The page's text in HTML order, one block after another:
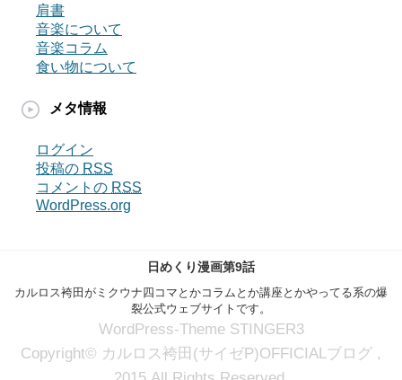
肩書
音楽について
音楽コラム
食い物について
メタ情報
ログイン
投稿の RSS
コメントの RSS
WordPress.org
日めくり漫画第9話
カルロス袴田がミクウナ四コマとかコラムとか講座とかやってる系の爆
裂公式ウェブサイトです。
WordPress-Theme STINGER3
Copyright© カルロス袴田(サイゼP)OFFICIALブログ ,